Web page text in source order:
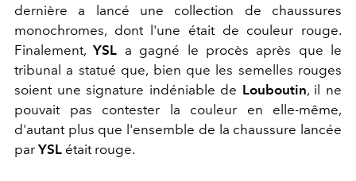
dernière a lancé une collection de chaussures
monochromes, dont l'une était de couleur rouge.
Finalement,YSL a gagné le procès après que le
tribunal a statué que, bien que les semelles rouges
soient une signature indéniable de Louboutin, il ne
pouvait pas contester la couleur en elle-même,
d'autant plus que l'ensemble de la chaussure lancée
par YSL était rouge.